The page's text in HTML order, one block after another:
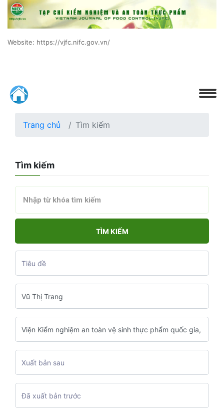
Website: https://vjfc.nifc.gov.vn/
Trang chủ Tìm kiếm
Tìm kiếm
TÌM KIẾM